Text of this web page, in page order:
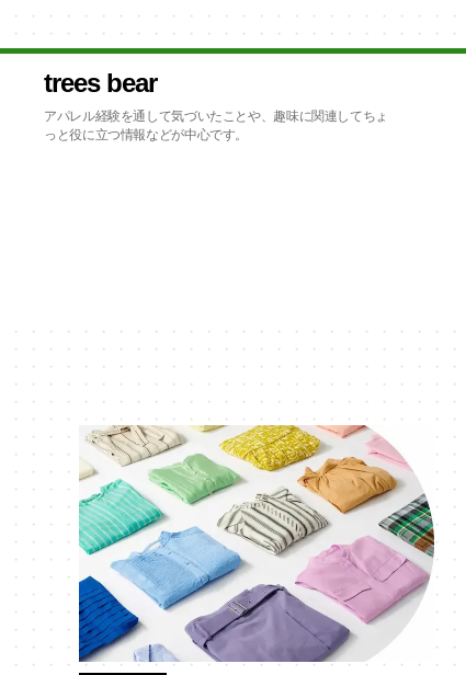
trees bear
アパレル経験を通して気づいたことや、趣味に関連してちょ
っと役に立つ情報などが中心です。